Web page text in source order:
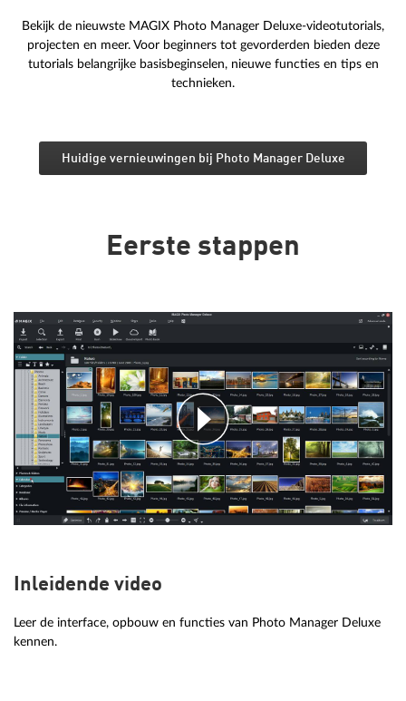
Bekijk de nieuwste MAGIX Photo Manager Deluxe-videotutorials,
projecten en meer. Voor beginners tot gevorderden bieden deze
tutorials belangrijke basisbeginselen, nieuwe functies en tips en
technieken.
Huidige vernieuwingen bij Photo Manager Deluxe
Eerste stappen
Inleidende video
Leer de interface, opbouw en functies van Photo Manager Deluxe
kennen.